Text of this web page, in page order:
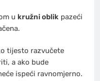
u kružni oblik pazeći
tijesto razvučete
a ako bude
ispeći ravnomjerno.